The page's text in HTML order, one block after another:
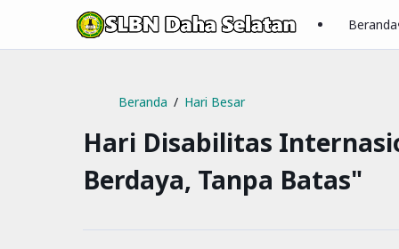
Beranda
Beranda Hari Besar
Hari Disabilitas
Berdaya, Tanpa Batas"